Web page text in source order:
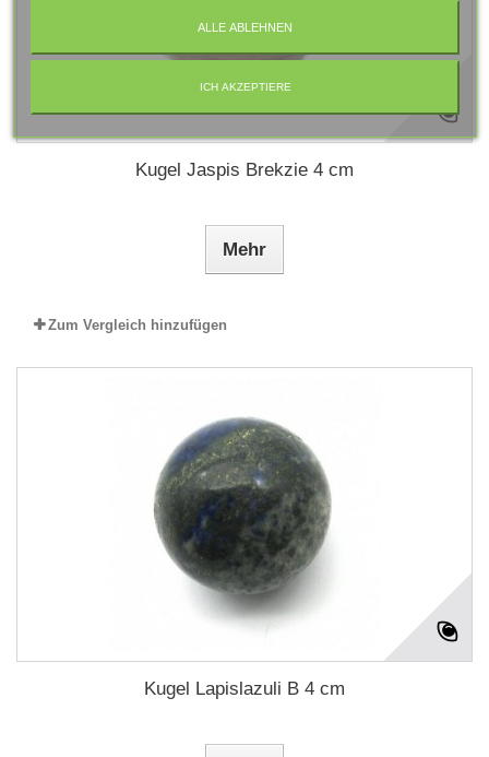
Kugel Jaspis Brekzie 4 cm
Mehr
Zum Vergleich hinzufügen
Kugel Lapislazuli B 4 cm
ALLE ABLEHNEN
ICH AKZEPTIERE